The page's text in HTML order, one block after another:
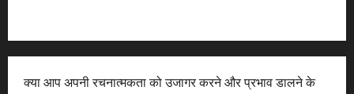
क्या आप अपनी रचनात्मकता को उजागर करने और प्रभाव डालने के